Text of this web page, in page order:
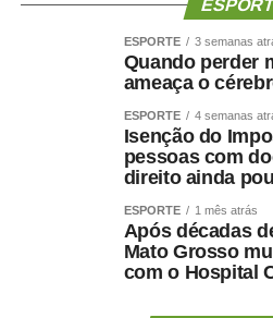
“Quem pretende governar um
respeitar compromissos,
aceitaram caminhar ao seu
O empresário também afirmou
naturalizar o episódio como
“Não faço política dessa
ESPORTE 3 semanas
Quando perder
ameaça o
ESPORTE 4 semanas
Isenção do
pessoas com
direito ainda
ESPORTE 1 mês atrás
Após décadas
Mato Grosso
com o Hospital